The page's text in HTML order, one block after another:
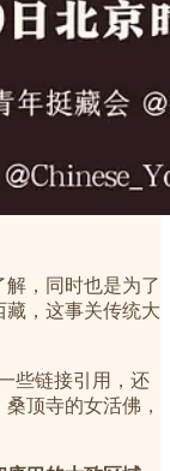
，同时也是为了
，这事关传统大
些链接引用，还
顶寺的女活佛，